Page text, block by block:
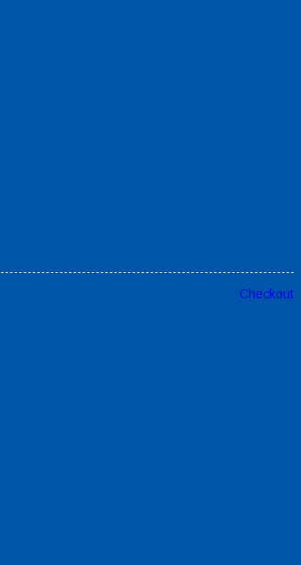
Checkout